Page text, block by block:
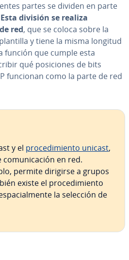
partes se dividen en parte
Esta división se realiza
red, que se coloca sobre la
y tiene la misma longitud
función que cumple esta
qué po­si­cio­nes de bits
funcionan como la parte de red
y el pro­ce­di­mie­n­to unicast,
en red.
permite dirigirse a grupos
existe el pro­ce­di­mie­n­to
la selección de